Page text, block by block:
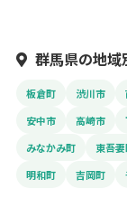
群馬県の地
板倉町 渋川市
安中市
高崎市
みなかみ町
東吾
明和町
吉岡町